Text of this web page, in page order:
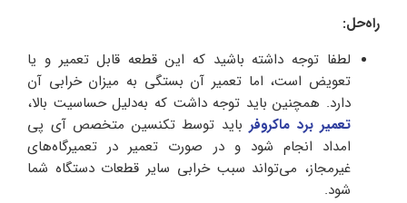
راه‌حل:
لطفا توجه داشته باشید که این قطعه قابل تعمیر و یا
تعویض است، اما تعمیر آن بستگی به میزان خرابی آن
دارد. همچنین باید توجه داشت که به‌دلیل حساسیت بالا،
تعمیر برد ماکروفر باید توسط تکنسین متخصص آی پی
امداد انجام شود و در صورت تعمیر در تعمیرگاه‌های
غیرمجاز، می‌تواند سبب خرابی سایر قطعات دستگاه شما
شود.